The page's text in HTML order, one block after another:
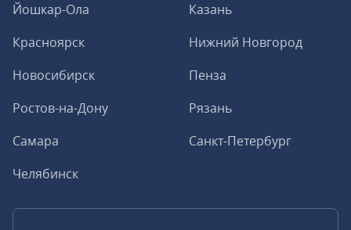
Йошкар-Ола
Казань
Красноярск
Нижний Новгород
Новосибирск
Пенза
Ростов-на-Дону
Рязань
Самара
Санкт-Петербург
Челябинск